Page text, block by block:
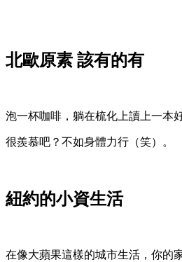
北歐原素 該有的有
泡一杯咖啡，躺在梳化上讀上一本
很羨慕吧？不如身體力行（笑）。
紐約的小資生活
在像大蘋果這樣的城市生活，你的